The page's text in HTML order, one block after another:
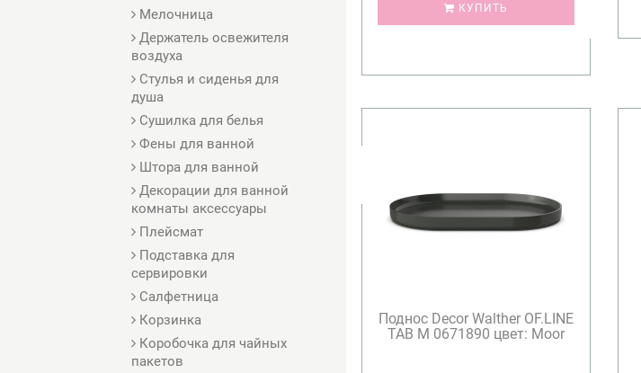
Мелочница
Держатель освежителя
воздуха
Стулья и сиденья для
душа
Сушилка для белья
Фены для ванной
Штора для ванной
Декорации для ванной
комнаты аксессуары
Плейсмат
Подставка для
сервировки
Салфетница
Корзинка
Коробочка для чайных
пакетов
КУПИТЬ
Поднос Decor Walther OF.LINE
TAB M 0671890 цвет: Moor